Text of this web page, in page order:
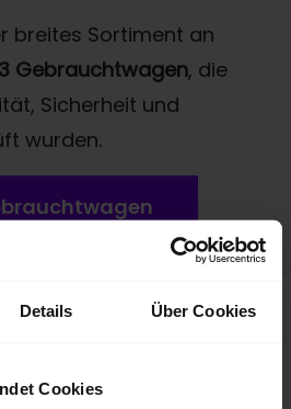
Details Über Cookies
Cookies
breites Sortiment an
Gebrauchtwagen, die
Sicherheit und
wurden.
Modelle